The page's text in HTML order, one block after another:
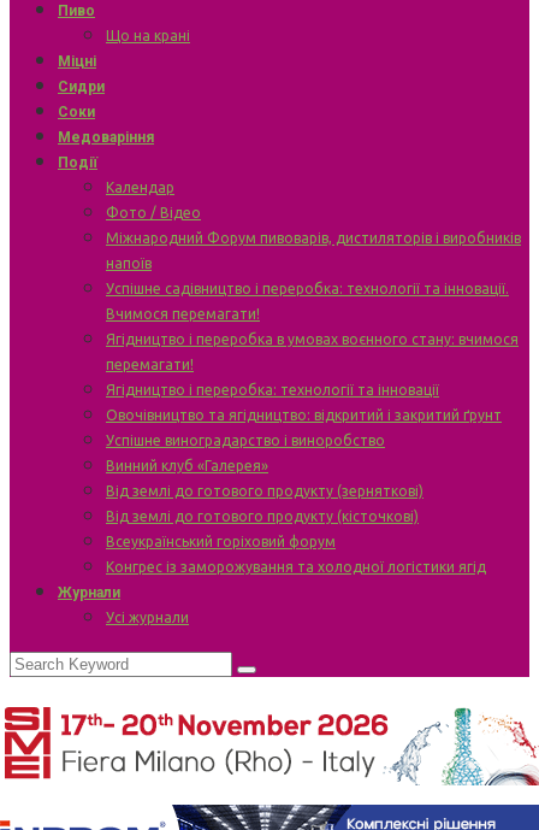
Пиво
Що на крані
Міцні
Сидри
Соки
Медоваріння
Події
Календар
Фото / Відео
Міжнародний Форум пивоварів, дистиляторів і виробників
напоїв
Успішне садівництво і переробка: технології та інновації.
Вчимося перемагати!
Ягідництво і переробка в умовах воєнного стану: вчимося
перемагати!
Ягідництво і переробка: технології та інновації
Овочівництво та ягідництво: відкритий і закритий ґрунт
Успішне виноградарство і виноробство
Винний клуб «Галерея»
Від землі до готового продукту (зерняткові)
Від землі до готового продукту (кісточкові)
Всеукраїнський горіховий форум
Конгрес із заморожування та холодної логістики ягід
Журнали
Усі журнали